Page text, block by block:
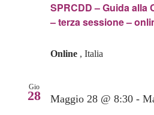
SPRCDD – Guida alla
– terza sessione –
Online , Italia
Gio
28 Maggio 28 @ 8:30 -